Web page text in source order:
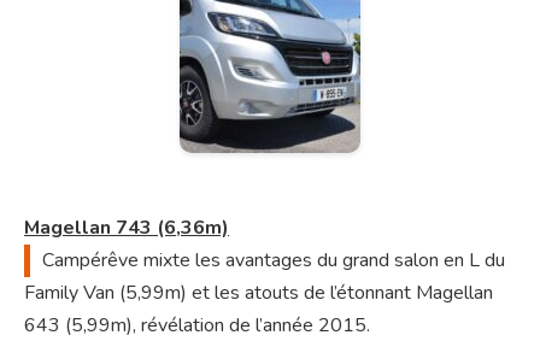
Magellan 743 (6,36m)
Campérêve mixte les avantages du grand salon en L du
Family Van (5,99m) et les atouts de l’étonnant Magellan
643 (5,99m), révélation de l’année 2015.